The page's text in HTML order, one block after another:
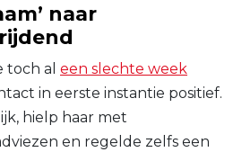
naar
toch al een slechte week
in eerste instantie positief.
hielp haar met
en regelde zelfs een